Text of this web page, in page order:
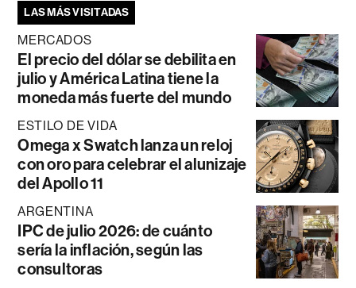
LAS MÁS VISITADAS
MERCADOS
El precio del dólar se debilita en
julio y América Latina tiene la
moneda más fuerte del mundo
ESTILO DE VIDA
Omega x Swatch lanza un reloj
con oro para celebrar el alunizaje
del Apollo 11
ARGENTINA
IPC de julio 2026: de cuánto
sería la inflación, según las
consultoras